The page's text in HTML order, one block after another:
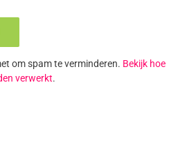
om spam te verminderen. Bekijk hoe
verwerkt.